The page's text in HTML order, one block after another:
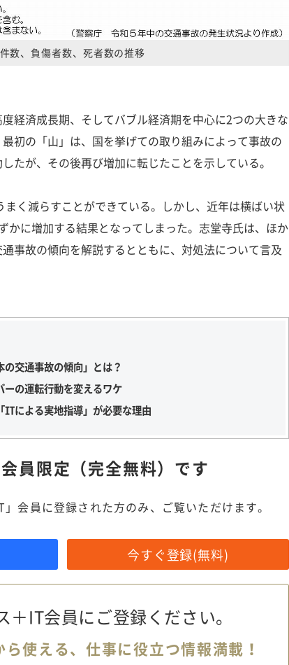
数、負傷者数、死者数の推移
済成長期、そしてバブル経済期を中心に2つの大きな
初の「山」は、国を挙げての取り組みによって事故の
たが、その後再び増加に転じたことを示している。
く減らすことができている。しかし、近年は横ばい状
かに増加する結果となってしまった。志堂寺氏は、ほか
事故の傾向を解説するとともに、対処法について言及
交通事故の傾向」とは？
の運転行動を変えるワケ
による実地指導」が必要な理由
会員限定（完全無料）です
会員に登録された方のみ、ご覧いただけます。
今すぐ登録(無料)
＋IT会員にご登録ください。
ら使える、仕事に役立つ情報満載！